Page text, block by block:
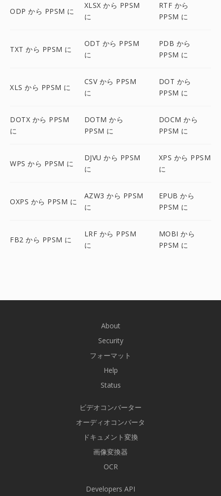
ODP から PPSM に
XLSX から PPSM
に
RTF から
PPSM に
TXT から PPSM に
ODT から PPSM
に
PDB から
PPSM に
XLS から PPSM に
CSV から PPSM
に
DOT から
PPSM に
DOTX から PPSM
に
DOTM から
PPSM に
DOCM から
PPSM に
WPS から PPSM に
DJVU から PPSM
に
XPS から PPSM
に
OXPS から PPSM に
AZW3 から PPSM
に
EPUB から
PPSM に
FB2 から PPSM に
LRF から PPSM
に
MOBI から
PPSM に
About
Security
フォーマット
Help
Status
ビデオコンバーター
オーディオコンバータ
ドキュメント変換
画像変換器
OCR
Developers API